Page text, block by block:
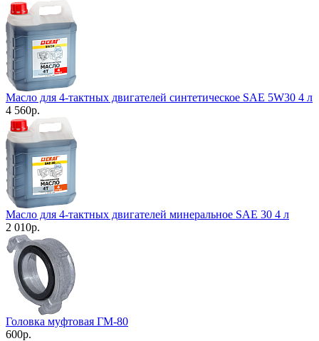
Масло для 4-тактных двигателей синтетическое SAE 5W30 4 л
4 560р.
Масло для 4-тактных двигателей минеральное SAE 30 4 л
2 010р.
Головка муфтовая ГМ-80
600р.